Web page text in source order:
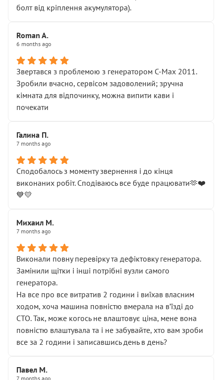
болт від кріплення акумулятора).
Roman A.
6 months ago
Звертався з проблемою з генератором C-Max 2011.
Зробили вчасно, сервісом задоволений; зручна
кімната для відпочинку, можна випити кави і
почекати
Галина П.
7 months ago
Сподобалось з моменту звернення і до кінця
виконаних робіт. Сподіваюсь все буде працювати🫶❤️
💙💛
Михаил М.
7 months ago
Виконали повну перевірку та дефіктовку генератора.
Замінили щітки і інші потрібні вузли самого
генератора.
На все про все витратив 2 години і виїхав власним
ходом, хоча машина повністю вмерала на вʼїзді до
СТО. Так, може когось не влаштовує ціна, мене вона
повністю влаштувала та і не забувайте, хто вам зроби
все за 2 години і записавшись день в день?
Павел М.
7 months ago